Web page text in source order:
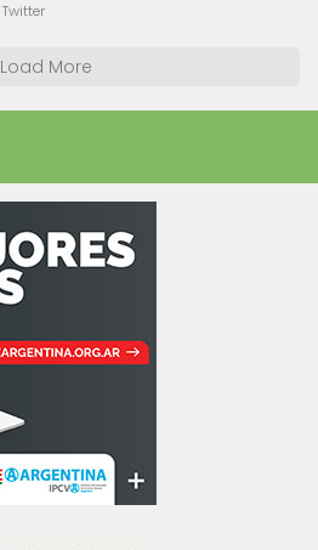
Twitter
Load More